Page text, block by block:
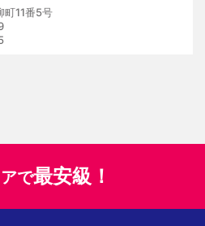
町11番5号
で最安級！